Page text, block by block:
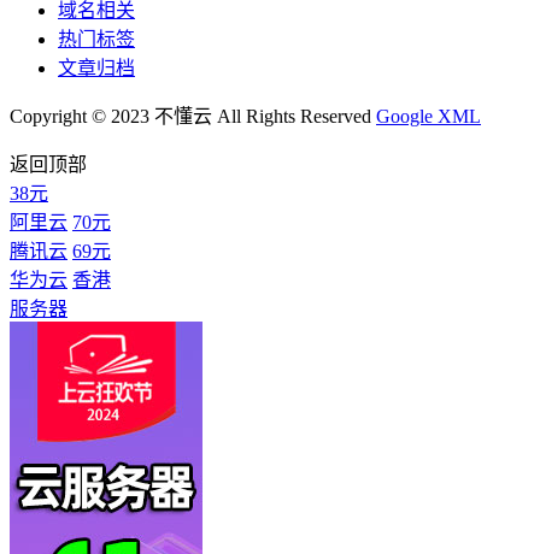
域名相关
热门标签
文章归档
Copyright © 2023 不懂云 All Rights Reserved Google XML
返回顶部
38元
阿里云 70元
腾讯云 69元
华为云 香港
服务器